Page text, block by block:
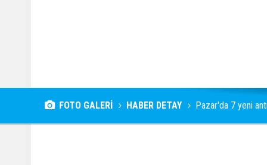
FOTO GALERİ HABER DETAY Pazar'da 7 yeni